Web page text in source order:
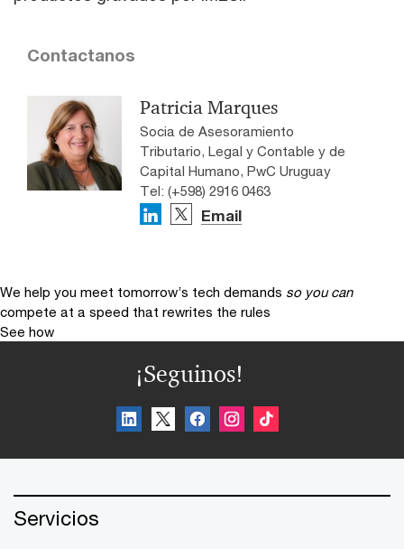
Contactanos
Patricia Marques
Socia de Asesoramiento
Tributario, Legal y Contable y de
Capital Humano, PwC Uruguay
Tel: (+598) 2916 0463
Email
We help you meet tomorrow’s tech demands so you can
compete at a speed that rewrites the rules
See how
¡Seguinos!
Servicios